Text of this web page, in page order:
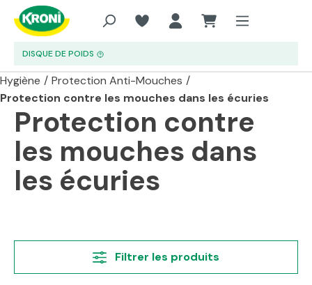
Aller au contenu principal
DISQUE DE POIDS
Hygiène / Protection Anti-Mouches /
Protection contre les mouches dans les écuries
Protection contre
les mouches dans
les écuries
Filtrer les produits